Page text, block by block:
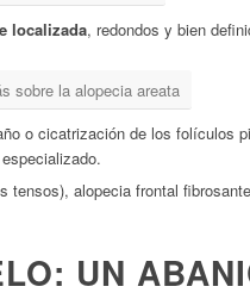
localizada, redondos y bien
sobre la alopecia areata
o cicatrización de los folículos
tensos), alopecia frontal
UN